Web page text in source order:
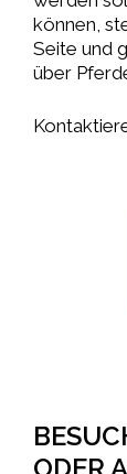
können,
Seite und
über